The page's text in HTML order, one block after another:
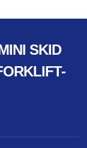
SKID